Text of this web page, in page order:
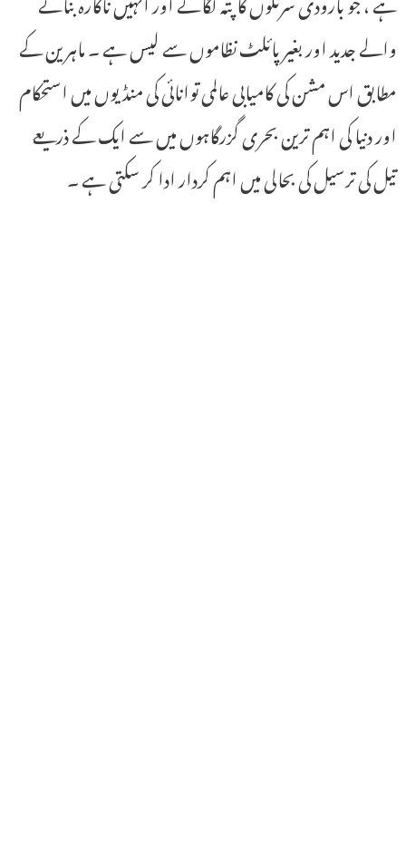
والے جدید اور بغیر پائلٹ نظاموں سے لیس ہے ۔ ماہرین کے
مطابق اس مشن کی کامیابی عالمی توانائی کی منڈیوں میں استحکام
اور دنیا کی اہم ترین بحری گزرگاہوں میں سے ایک کے ذریعے
تیل کی ترسیل کی بحالی میں اہم کردار ادا کر سکتی ہے ۔